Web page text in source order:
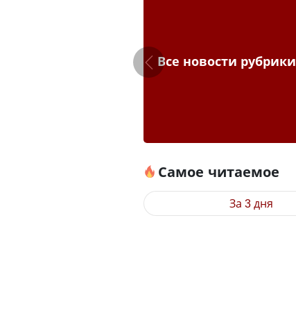
Все новости рубрики
Самое читаемое
За 3 дня